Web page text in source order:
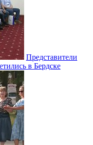
Представители
в Бердске